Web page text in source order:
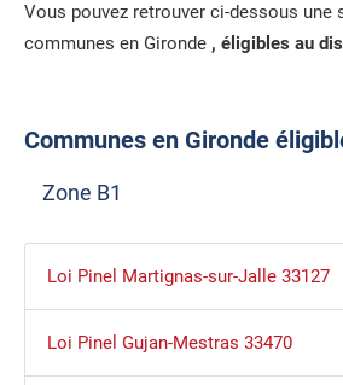
Vous pouvez retrouver ci-dessous une
communes en Gironde , éligibles au
Communes en Gironde
Zone B1
Loi Pinel Martignas-sur-Jalle 33127
Loi Pinel Gujan-Mestras 33470